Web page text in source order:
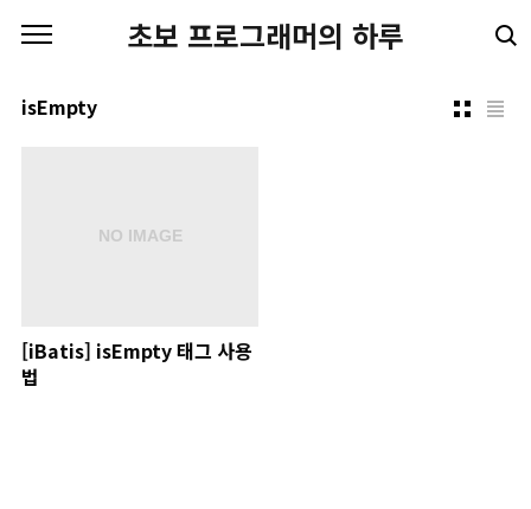
초보 프로그래머의 하루
isEmpty
[iBatis] isEmpty 태그 사용
법